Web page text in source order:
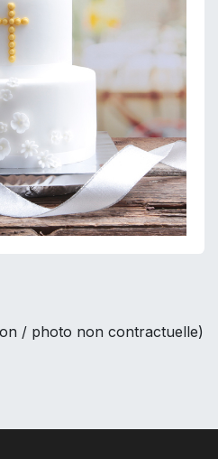
/ photo non contractuelle)